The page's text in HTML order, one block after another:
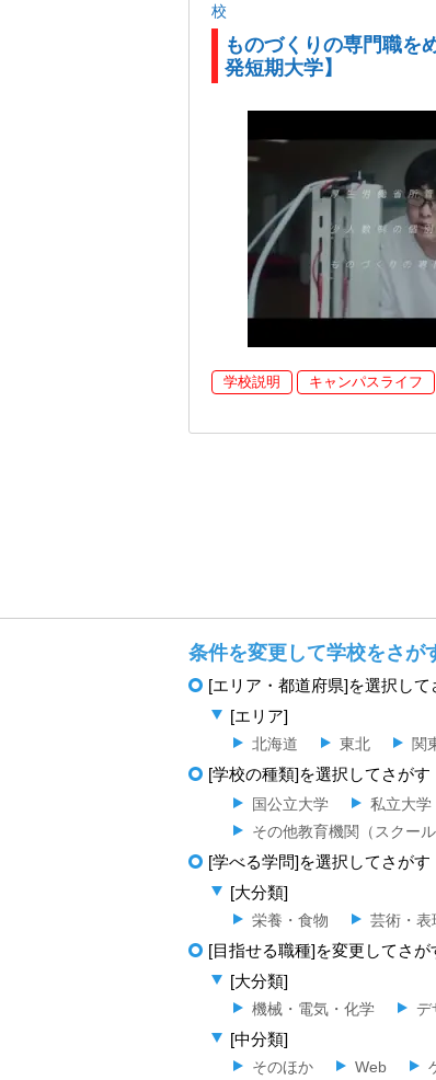
校
ものづくりの専門職を
発短期大学】
学校説明 キャンパスライフ
条件を変更して学校をさが
[エリア・都道府県]を選択して
[エリア]
北海道 東北 関
[学校の種類]を選択してさがす
国公立大学 私立大学
その他教育機関（スクール
[学べる学問]を選択してさがす
[大分類]
栄養・食物 芸術・表
[目指せる職種]を変更してさが
[大分類]
機械・電気・化学 デ
[中分類]
そのほか Web